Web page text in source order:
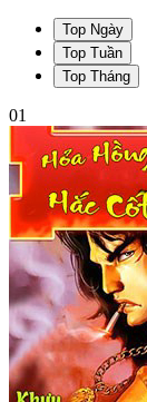
Top Ngày
Top Tuần
Top Tháng
01